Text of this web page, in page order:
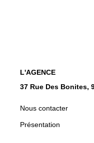
L'AGENCE
37 Rue Des Bonites,
Nous contacter
Présentation